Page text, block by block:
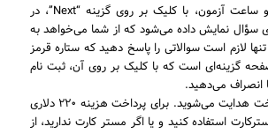
بعد از انتخاب تاریخ و ساعت آزمون، با کلیک بر روی گزینه “Next”، در
سؤال نمایش داده می‌شود که از شما می‌خواهد به
لازم است سوالاتی را پاسخ دهید که ستاره قرمز
صفحه گزینه‌ای است که با کلیک بر روی آن، ثبت نام
انصراف می‌دهید.
سپس به صفحه پرداخت هدایت می‌شوید. برای پرداخت هزینه ۲۲۰ دلاری
استفاده کنید و یا اگر مستر کارت ندارید، از